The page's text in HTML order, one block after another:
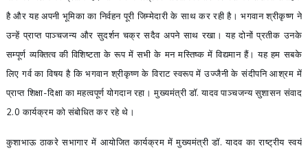
है और यह अपनी भूमिका का निर्वहन पूरी जिम्मेदारी के साथ कर रही है। भगवान श्रीकृष्ण ने
उन्हें प्राप्त पाञ्चजन्य और सुदर्शन चक्र सदैव अपने साथ रखा। यह दोनों प्रतीक उनके
सम्पूर्ण व्यक्तित्व की विशिष्टता के रूप में सभी के मन मस्तिष्क में विद्यमान हैं। यह हम सबके
लिए गर्व का विषय है कि भगवान श्रीकृष्ण के विराट स्वरूप में उज्जैनी के संदीपनि आश्रम में
प्राप्त शिक्षा-दिक्षा का महत्वपूर्ण योगदान रहा। मुख्यमंत्री डॉ. यादव पाञ्चजन्य सुशासन संवाद
2.0 कार्यक्रम को संबोधित कर रहे थे।
कुशाभाऊ ठाकरे सभागार में आयोजित कार्यक्रम में मुख्यमंत्री डॉ. यादव का राष्ट्रीय स्वयं